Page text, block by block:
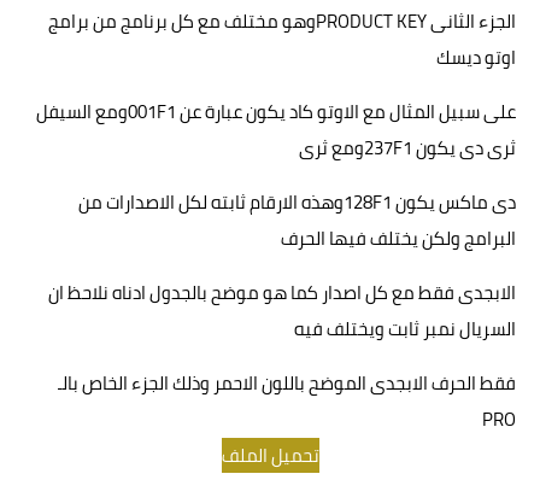
الجزء الثانىPRODUCT KEYوهو مختلف مع كل برنامج من برامج
اوتو ديسك
على سبيل المثال مع الاوتو كاد يكون عبارة عن001F1ومع السيفل
ثرى دى يكون237F1ومع ثرى
دى ماكس يكون128F1وهذه الارقام ثابته لكل الاصدارات من
البرامج ولكن يختلف فيها الحرف
الابجدى فقط مع كل اصدار كما هو موضح بالجدول ادناه نلاحظ ان
السريال نمبر ثابت ويختلف فيه
فقط الحرف الابجدى الموضح باللون الاحمر وذلك الجزء الخاص بالـ
PRO
تحميل الملف